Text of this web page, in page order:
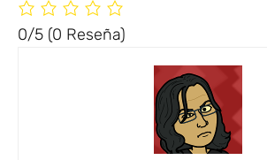
0/5 (0 Reseña)